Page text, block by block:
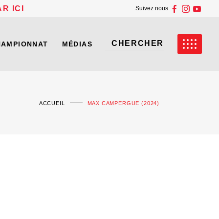
ICI Suivez nous
MÉDIAS
ACCUEIL MAX CAMPERGUE (2024)